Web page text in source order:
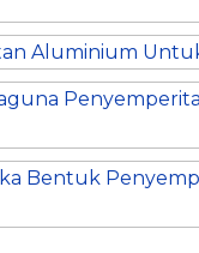
Aluminium
Bentuk